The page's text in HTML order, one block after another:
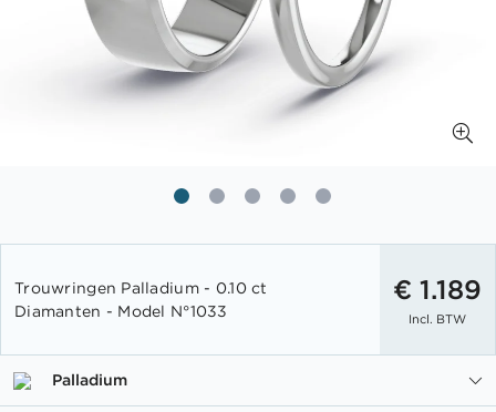
het
begin
de
afbeeldingen-
Trouwringen Palladium - 0.10 ct
Diamanten - Model N°1033
€ 1.189
Incl. BTW
Palladium